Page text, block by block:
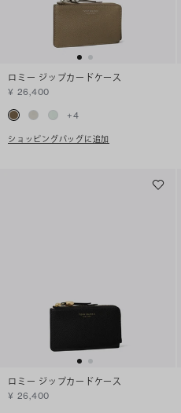
ロミー ジップカードケース
¥ 26,400
+4
ショッピングバッグに追加
ロミー ジップカードケース
¥ 26,400